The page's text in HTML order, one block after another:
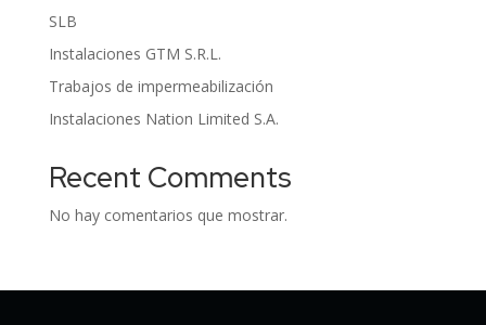
SLB
Instalaciones GTM S.R.L.
Trabajos de impermeabilización
Instalaciones Nation Limited S.A.
Recent Comments
No hay comentarios que mostrar.